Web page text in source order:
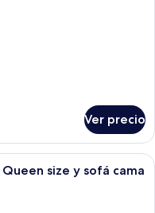
Ver precio
de seguridad en la habitación,
size y sofá cama